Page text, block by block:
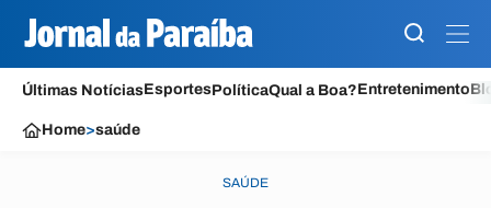
Últimas NotíciasEsportesPolíticaQual a Boa?Entretenimento
Home>saúde
SAÚDE